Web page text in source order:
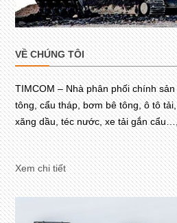
VỀ CHÚNG TÔI
TIMCOM – Nhà phân phối chính
tông, cẩu tháp, bơm bê tông, ô tô
xăng dầu, téc nước, xe tải gắn
Xem chi tiết